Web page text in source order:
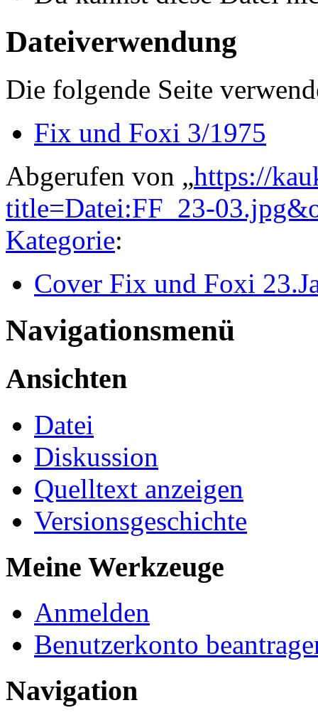
Dateiverwendung
Die folgende Seite
Fix und Foxi 3/1975
Abgerufen von „https://
title=Datei:FF_23-
Kategorie:
Cover Fix und Foxi
Navigationsmenü
Ansichten
Datei
Diskussion
Quelltext anzeigen
Versionsgeschichte
Meine Werkzeuge
Anmelden
Benutzerkonto
Navigation